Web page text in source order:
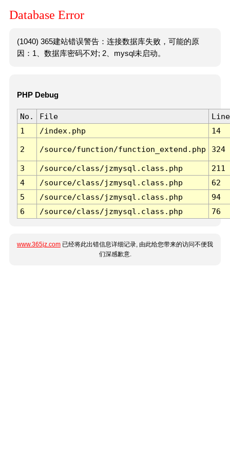
Database Error
(1040) 365建站错误警告：连接数据库失败，可能的原
因：1、数据库密码不对; 2、mysql未启动。
PHP Debug
No. File
Line
1
/index.php 14
2 /source/function/function_extend.php 324
3 /source/class/jzmysql.class.php
211
4
/source/class/jzmysql.class.php
62
5
/source/class/jzmysql.class.php
94
6
/source/class/jzmysql.class.php 76
www.365jz.com 已经将此出错信息详细记录, 由此给您带来的访问不便我
们深感歉意.